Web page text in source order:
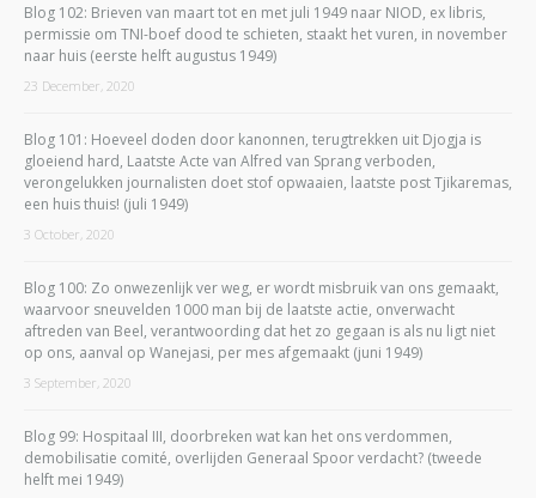
Blog 102: Brieven van maart tot en met juli 1949 naar NIOD, ex libris,
permissie om TNI-boef dood te schieten, staakt het vuren, in november
naar huis (eerste helft augustus 1949)
23 December, 2020
Blog 101: Hoeveel doden door kanonnen, terugtrekken uit Djogja is
gloeiend hard, Laatste Acte van Alfred van Sprang verboden,
verongelukken journalisten doet stof opwaaien, laatste post Tjikaremas,
een huis thuis! (juli 1949)
3 October, 2020
Blog 100: Zo onwezenlijk ver weg, er wordt misbruik van ons gemaakt,
waarvoor sneuvelden 1000 man bij de laatste actie, onverwacht
aftreden van Beel, verantwoording dat het zo gegaan is als nu ligt niet
op ons, aanval op Wanejasi, per mes afgemaakt (juni 1949)
3 September, 2020
Blog 99: Hospitaal III, doorbreken wat kan het ons verdommen,
demobilisatie comité, overlijden Generaal Spoor verdacht? (tweede
helft mei 1949)